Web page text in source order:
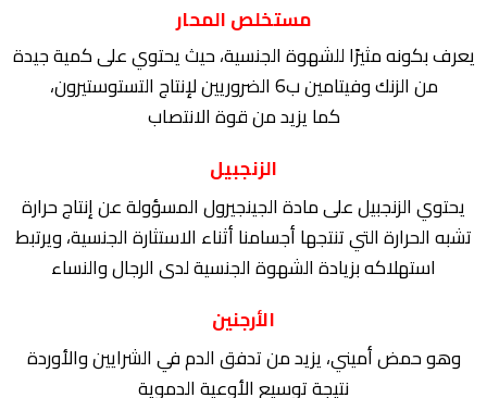
مستخلص المحار
يعرف بكونه مثيرًا للشهوة الجنسية، حيث يحتوي على كمية جيدة
من الزنك وفيتامين ب6 الضروريين لإنتاج التستوستيرون،
كما يزيد من قوة الانتصاب
الزنجبيل
يحتوي الزنجبيل على مادة الجينجيرول المسؤولة عن إنتاج حرارة
تشبه الحرارة التي تنتجها أجسامنا أثناء الاستثارة الجنسية، ويرتبط
استهلاكه بزيادة الشهوة الجنسية لدى الرجال والنساء
الأرجنين
وهو حمض أميني، يزيد من تدفق الدم في الشرايين والأوردة
نتيجة توسيع الأوعية الدموية